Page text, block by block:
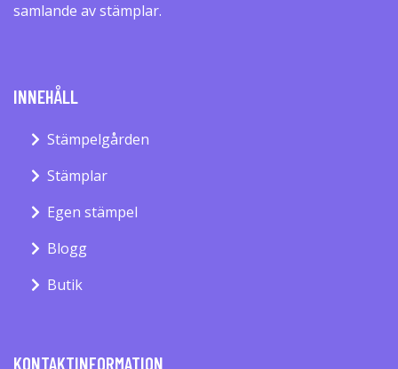
samlande av stämplar.
INNEHÅLL
Stämpelgården
Stämplar
Egen stämpel
Blogg
Butik
KONTAKTINFORMATION